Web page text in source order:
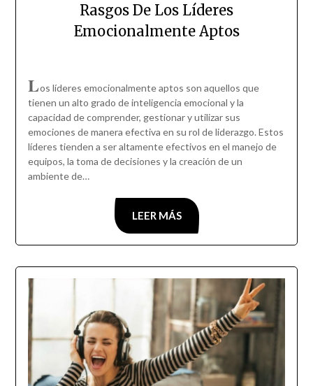
Rasgos De Los Líderes
Emocionalmente Aptos
Los líderes emocionalmente aptos son aquellos que
tienen un alto grado de inteligencia emocional y la
capacidad de comprender, gestionar y utilizar sus
emociones de manera efectiva en su rol de liderazgo. Estos
líderes tienden a ser altamente efectivos en el manejo de
equipos, la toma de decisiones y la creación de un
ambiente de…
LEER MÁS